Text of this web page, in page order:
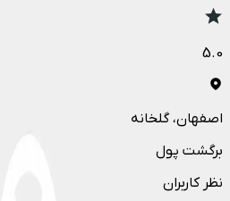
5.0
اصفهان، گلخانه
برگشت پول
نظر کاربران